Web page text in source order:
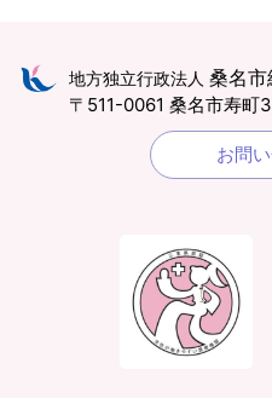
地方独立行政法人 桑名市
〒511-0061 桑名市寿町
お問